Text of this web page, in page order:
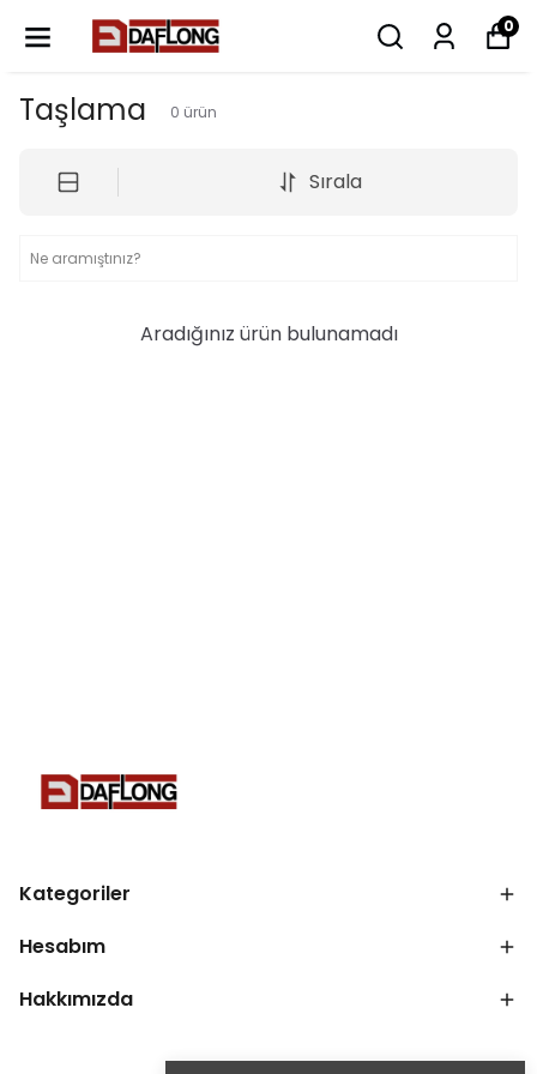
0
Taşlama 0 ürün
Sırala
Aradığınız ürün bulunamadı
Kategoriler
Hesabım
Hakkımızda